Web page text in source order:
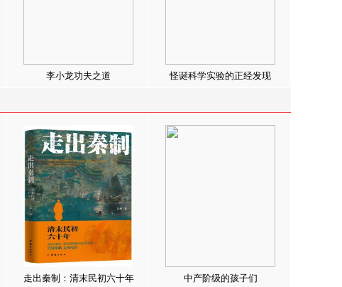
李小龙功夫之道 怪诞科学实验的正经发现
走出秦制：清末民初六十年 中产阶级的孩子们